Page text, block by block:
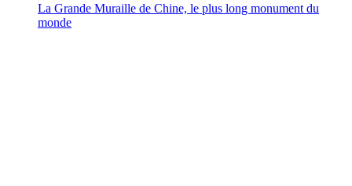
La Grande Muraille de Chine, le plus long monument du
monde